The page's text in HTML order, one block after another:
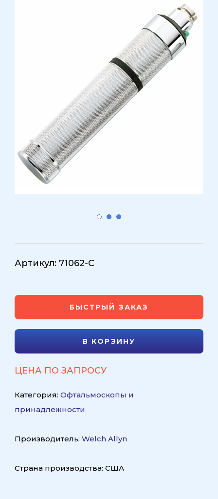
Артикул: 71062-С
БЫСТРЫЙ ЗАКАЗ
В КОРЗИНУ
ЦЕНА ПО ЗАПРОСУ
Категория: Офтальмоскопы и
принадлежности
Производитель: Welch Allyn
Страна производства: США